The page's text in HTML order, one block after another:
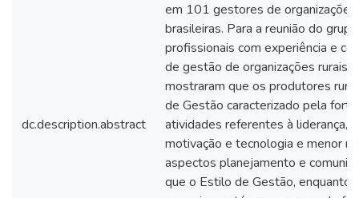
dc.description.abstract
em 101 gestores de
brasileiras. Para a reunião do
profissionais com experiência e
de gestão de organizações rurais.
mostraram que os produtores
de Gestão caracterizado pela
atividades referentes à liderança,
motivação e tecnologia e menor
aspectos planejamento e
que o Estilo de Gestão, enquanto